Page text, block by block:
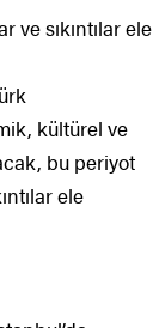
ve sıkıntılar ele
kültürel ve
bu periyot
ele